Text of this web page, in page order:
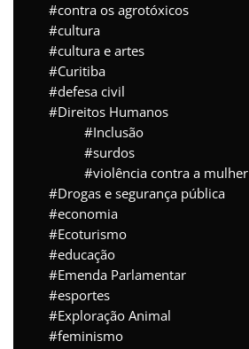
contra os agrotóxicos
cultura
cultura e artes
Curitiba
defesa civil
Direitos Humanos
Inclusão
surdos
violência contra a mulher
Drogas e segurança pública
economia
Ecoturismo
educação
Emenda Parlamentar
esportes
Exploração Animal
feminismo